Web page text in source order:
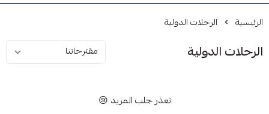
الرئيسية الرحلات الدولية
الرحلات الدولية
تعذر جلب المزيد 😢